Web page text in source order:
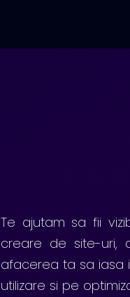
Te ajutam sa fii
creare de site-uri,
afacerea ta sa iasa
utilizare si pe